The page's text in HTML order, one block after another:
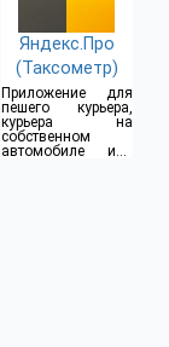
Яндекс.Про
(Таксометр)
Приложение для
пешего курьера,
курьера на
собственном
автомобиле или